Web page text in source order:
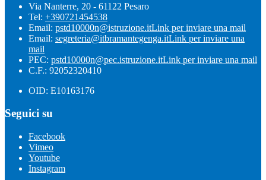
Via Nanterre, 20 - 61122 Pesaro
Tel: +390721454538
Email: pstd10000n@istruzione.itLink per inviare una mail
Email: segreteria@itbramantegenga.itLink per inviare una
mail
PEC: pstd10000n@pec.istruzione.itLink per inviare una mail
C.F.: 92052320410
OID: E10163176
Seguici su
Facebook
Vimeo
Youtube
Instagram